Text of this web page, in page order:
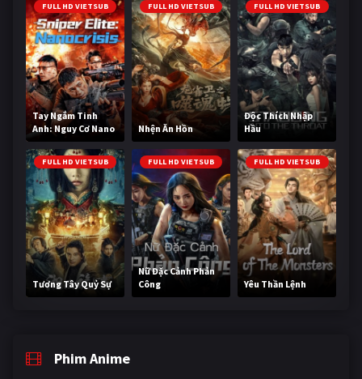
FULL HD VIETSUB
Tay Ngắm Tinh
Anh: Nguy Cơ Nano
FULL HD VIETSUB
Nhện Ăn Hồn
FULL HD VIETSUB
Độc Thích Nhập
Hầu
FULL HD VIETSUB
Tương Tây Quỷ Sự
FULL HD VIETSUB
Nữ Đặc Cảnh Phản
Công
FULL HD VIETSUB
Yêu Thần Lệnh
Phim Anime